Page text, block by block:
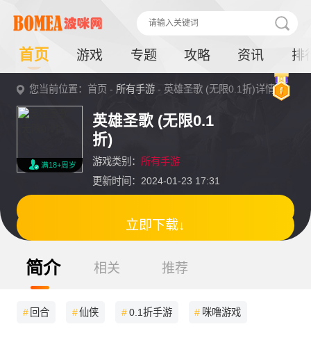
首页 游戏 专题 攻略 资讯 排
您当前位置：首页 - 所有手游 - 英雄圣歌 (无限0.1折)详情
满18+周岁
英雄圣歌 (无限0.1
折)
游戏类别： 所有手游
更新时间：2024-01-23 17:31
立即下载↓
简介 相关 推荐
# 回合 #仙侠 #0.1折手游 # 咪噜游戏